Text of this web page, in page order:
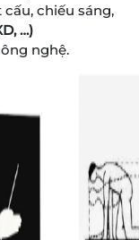
cấu, chiếu sáng,
…)
nghệ.